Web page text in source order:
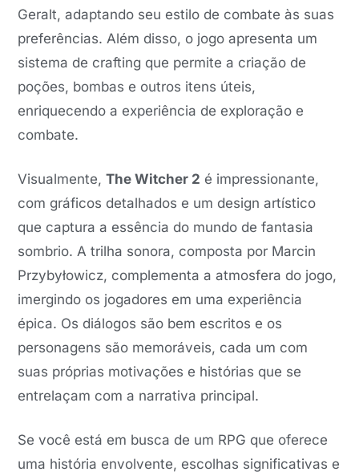
Geralt, adaptando seu estilo de combate às suas
preferências. Além disso, o jogo apresenta um
sistema de crafting que permite a criação de
poções, bombas e outros itens úteis,
enriquecendo a experiência de exploração e
combate.
Visualmente,The Witcher 2 é impressionante,
com gráficos detalhados e um design artístico
que captura a essência do mundo de fantasia
sombrio. A trilha sonora, composta por Marcin
Przybyłowicz, complementa a atmosfera do jogo,
imergindo os jogadores em uma experiência
épica. Os diálogos são bem escritos e os
personagens são memoráveis, cada um com
suas próprias motivações e histórias que se
entrelaçam com a narrativa principal.
Se você está em busca de um RPG que oferece
uma história envolvente, escolhas significativas e